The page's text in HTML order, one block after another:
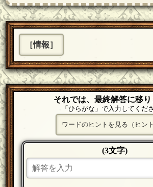
［情報］
それでは、最終解答に移り
「ひらがな」で入力してくださ
ワードのヒントを見る（ヒント
(3文字)